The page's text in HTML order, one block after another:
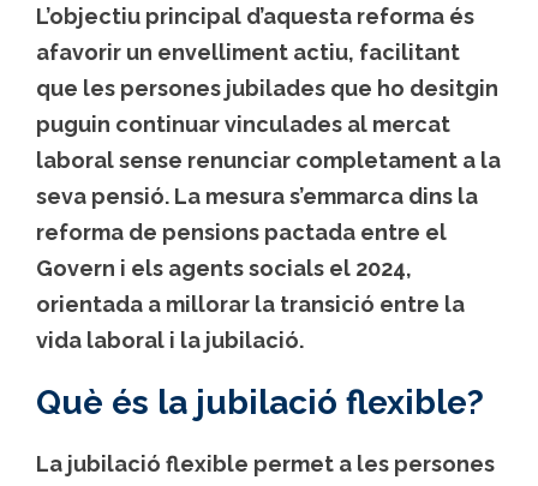
L’objectiu principal d’aquesta reforma és
afavorir un envelliment actiu, facilitant
que les persones jubilades que ho desitgin
puguin continuar vinculades al mercat
laboral sense renunciar completament a la
seva pensió. La mesura s’emmarca dins la
reforma de pensions pactada entre el
Govern i els agents socials el 2024,
orientada a millorar la transició entre la
vida laboral i la jubilació.
Què és la jubilació flexible?
La jubilació flexible permet a les persones